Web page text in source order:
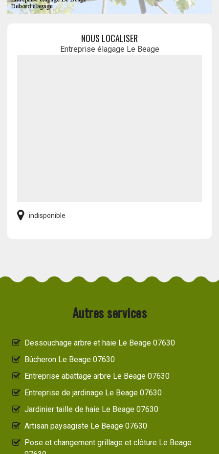
NOUS LOCALISER
Entreprise élagage Le Beage
indisponible
Autres services
Dessouchage arbre et haie Le Beage 07630
Bûcheron Le Beage 07630
Entreprise abattage arbre Le Beage 07630
Entreprise de jardinage Le Beage 07630
Jardinier taille de haie Le Beage 07630
Artisan paysagiste Le Beage 07630
Pose et changement grillage et clôture Le Beage